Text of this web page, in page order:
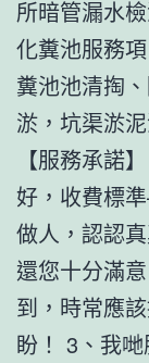
所暗管漏水
化糞池服務
糞池池清掏
淤，坑渠淤泥
【服務承諾
好，收費標
做人，認認
還您十分滿
到，時常應
盼！ 3、我